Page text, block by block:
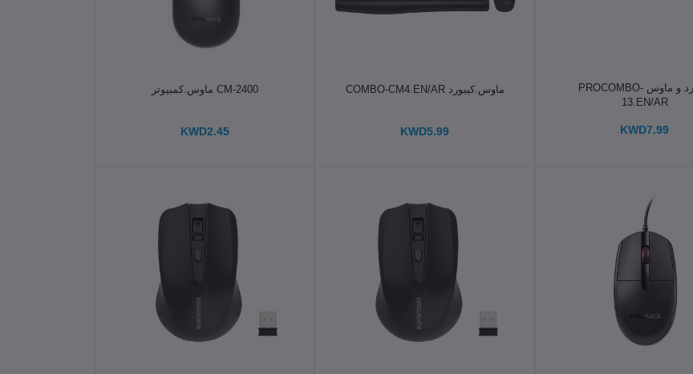
الإضافة إلى سلة التسوق
كيبورد و ماوس PROCOMBO-
13.EN/AR
KWD7.99
الإضافة إلى سلة التسوقماوس.كيبورد COMBO-CM4.EN/AR
KWD5.99
الإضافة إلى سلة التسوق
CM-2400 ماوس.كمبيوتر
KWD2.45